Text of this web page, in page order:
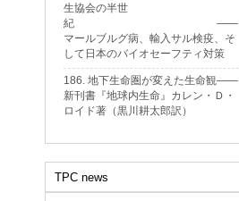
生協会の半世
紀 ——
マールブルグ病、輸入サル検疫、そ
して日本のバイオセーフティ対策
186. 地下生命圏が変えた生命観——
新刊書『地球内生命』カレン・Ｄ・
ロイド著（黒川耕太郎訳）
TPC news